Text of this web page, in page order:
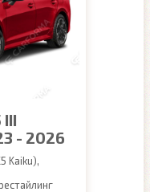
- 2026
Kaiku),